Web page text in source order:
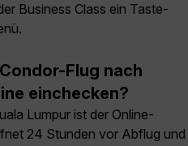
Business Class ein Taste-
Flug nach
einchecken?
Lumpur ist der Online-
24 Stunden vor Abflug und